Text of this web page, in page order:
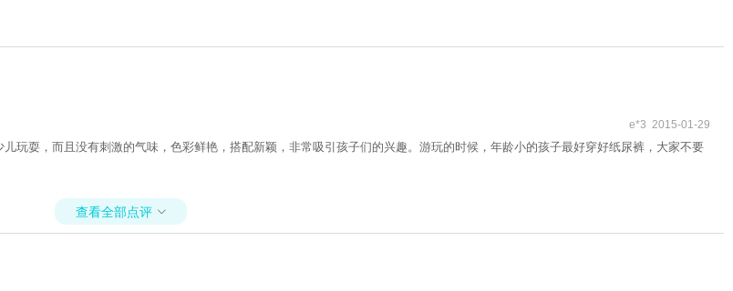
e*3 2015-01-29
玩耍，而且没有刺激的气味，色彩鲜艳，搭配新颖，非常吸引孩子们的兴趣。游玩的时候，年龄小的孩子最好穿好纸尿裤，大家不要
查看全部点评 